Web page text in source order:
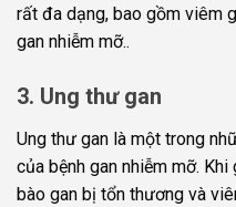
rất đa dạng, bao gồm viêm
gan nhiễm mỡ..
3. Ung thư gan
Ung thư gan là một trong
của bệnh gan nhiễm mỡ.
bào gan bị tổn thương và